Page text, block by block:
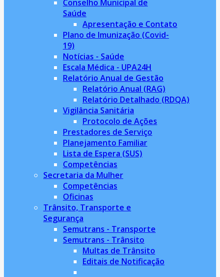
Conselho Municipal de
Saúde
Apresentação e Contato
Plano de Imunização (Covid-
19)
Notícias - Saúde
Escala Médica - UPA24H
Relatório Anual de Gestão
Relatório Anual (RAG)
Relatório Detalhado (RDQA)
Vigilância Sanitária
Protocolo de Ações
Prestadores de Serviço
Planejamento Familiar
Lista de Espera (SUS)
Competências
Secretaria da Mulher
Competências
Oficinas
Trânsito, Transporte e
Segurança
Semutrans - Transporte
Semutrans - Trânsito
Multas de Trânsito
Editais de Notificação